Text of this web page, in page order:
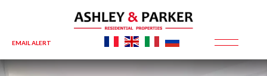
EMAIL ALERT